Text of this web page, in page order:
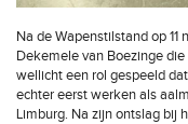
Na de Wapenstilstand op
Dekemele van Boezinge
wellicht een rol gespeeld
echter eerst werken als
Limburg. Na zijn ontslag bij